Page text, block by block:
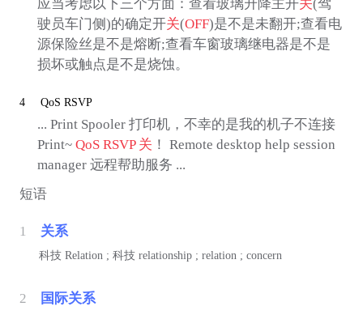
应当考虑以下三个方面：查看玻璃升降主开关(驾
驶员车门侧)的确定开关(OFF)是不是未翻开;查看电
源保险丝是不是熔断;查看车窗玻璃继电器是不是
损坏或触点是不是烧蚀。
4 QoS RSVP
... Print Spooler 打印机，不幸的是我的机子不连接
Print~ QoS RSVP 关 ！ Remote desktop help session
manager 远程帮助服务 ...
短语
1 关系
科技 Relation ; 科技 relationship ; relation ; concern
2 国际关系